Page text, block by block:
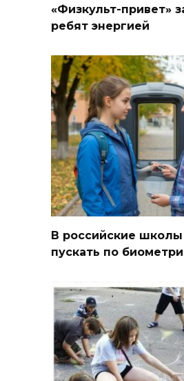
«Физкульт-привет»
ребят энергией
В российские школы
пускать по